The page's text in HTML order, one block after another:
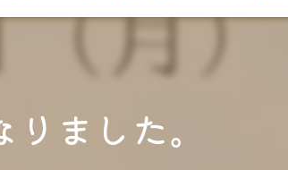
ました。